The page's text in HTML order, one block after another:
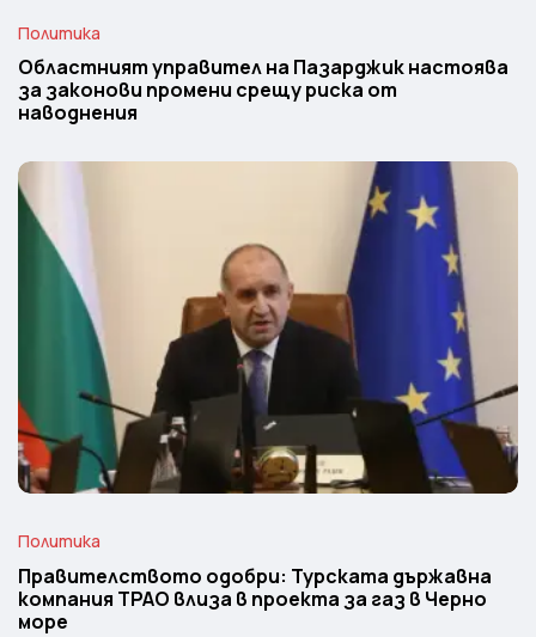
Политика
Областният управител на Пазарджик настоява
за законови промени срещу риска от
наводнения
Политика
Правителството одобри: Турската държавна
компания TPAO влиза в проекта за газ в Черно
море